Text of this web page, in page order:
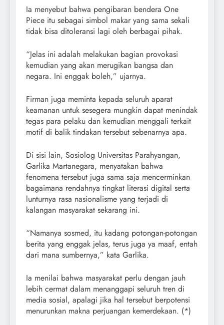
Ia menyebut bahwa pengibaran bendera One
Piece itu sebagai simbol makar yang sama sekali
tidak bisa ditoleransi lagi oleh berbagai pihak.
“Jelas ini adalah melakukan bagian provokasi
kemudian yang akan merugikan bangsa dan
negara. Ini enggak boleh,” ujarnya.
Firman juga meminta kepada seluruh aparat
keamanan untuk sesegera mungkin dapat menindak
tegas para pelaku dan kemudian menggali terkait
motif di balik tindakan tersebut sebenarnya apa.
Di sisi lain, Sosiolog Universitas Parahyangan,
Garlika Martanegara, menyatakan bahwa
fenomena tersebut juga sama saja mencerminkan
bagaimana rendahnya tingkat literasi digital serta
lunturnya rasa nasionalisme yang terjadi di
kalangan masyarakat sekarang ini.
“Namanya sosmed, itu kadang potongan-potongan
berita yang enggak jelas, terus juga ya maaf, entah
dari mana sumbernya,” kata Garlika.
Ia menilai bahwa masyarakat perlu dengan jauh
lebih cermat dalam menanggapi seluruh tren di
media sosial, apalagi jika hal tersebut berpotensi
menurunkan makna perjuangan kemerdekaan. (*)